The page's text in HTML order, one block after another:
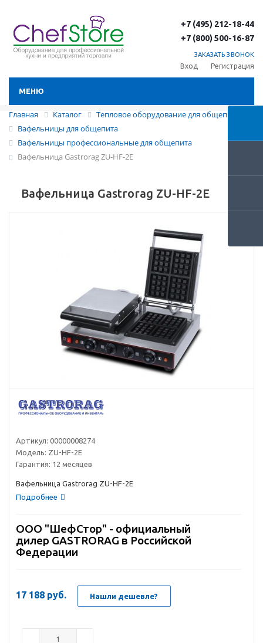
+7 (495) 212-18-44
+7 (800) 500-16-87
ЗАКАЗАТЬ ЗВОНОК
Вход Регистрация
МЕНЮ
Главная Каталог
Тепловое оборудование для общепита
Вафельницы для общепита
Вафельницы профессиональные для общепита
Вафельница Gastrorag ZU-HF-2E
Вафельница Gastrorag ZU-HF-2E
Артикул: 00000008274
Модель: ZU-HF-2E
Гарантия: 12 месяцев
Вафельница Gastrorag ZU-HF-2E
Подробнее
ООО "ШефСтор" - официальный
дилер GASTRORAG в Российской
Федерации
17 188 руб. Нашли дешевле?